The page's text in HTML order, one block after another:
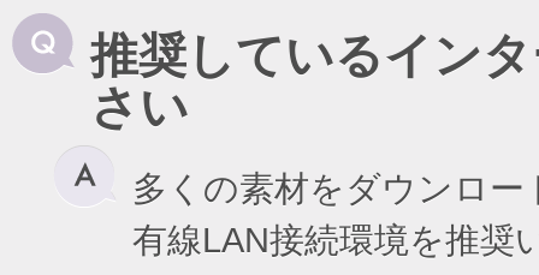
推奨しているイン
さい
多くの素材をダウンロ
有線LAN接続環境を推奨